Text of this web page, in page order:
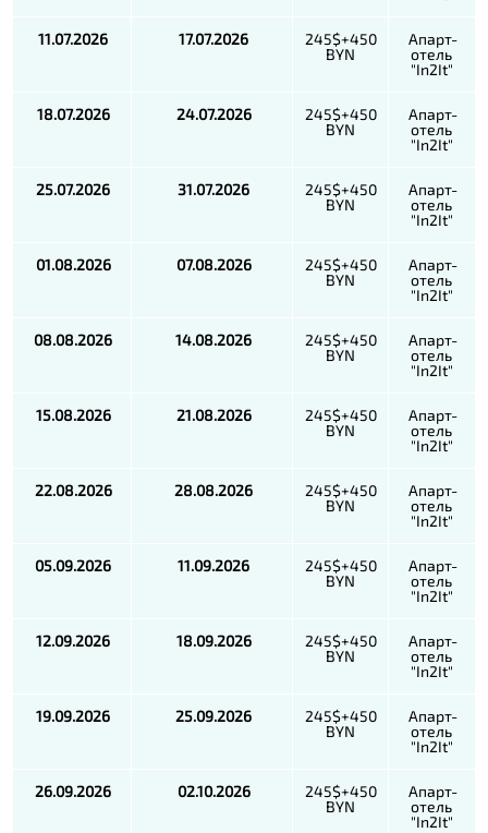
11.07.2026 17.07.2026
245$+450
BYN
Апарт-
отель
"In2It"
18.07.2026 24.07.2026
245$+450
BYN
Апарт-
отель
"In2It"
25.07.2026 31.07.2026
245$+450
BYN
Апарт-
отель
"In2It"
01.08.2026 07.08.2026
245$+450
BYN
Апарт-
отель
"In2It"
08.08.2026 14.08.2026
245$+450
BYN
Апарт-
отель
"In2It"
15.08.2026 21.08.2026
245$+450
BYN
Апарт-
отель
"In2It"
22.08.2026 28.08.2026
245$+450
BYN
Апарт-
отель
"In2It"
05.09.2026 11.09.2026
245$+450
BYN
Апарт-
отель
"In2It"
12.09.2026 18.09.2026
245$+450
BYN
Апарт-
отель
"In2It"
19.09.2026 25.09.2026
245$+450
BYN
Апарт-
отель
"In2It"
26.09.2026 02.10.2026
245$+450
BYN
Апарт-
отель
"In2It"